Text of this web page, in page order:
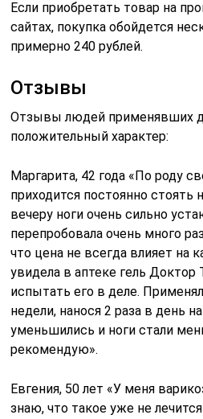
Если приобретать товар на
сайтах, покупка обойдется
примерно 240 рублей.
Отзывы
Отзывы людей применявших
положительный характер:
Маргарита, 42 года «По роду
приходится постоянно стоять
вечеру ноги очень сильно
перепробовала очень много
что цена не всегда влияет на
увидела в аптеке гель Доктор
испытать его в деле.
недели, нанося 2 раза в день
уменьшились и ноги стали
рекомендую».
Евгения, 50 лет «У меня
знаю, что такое уже не